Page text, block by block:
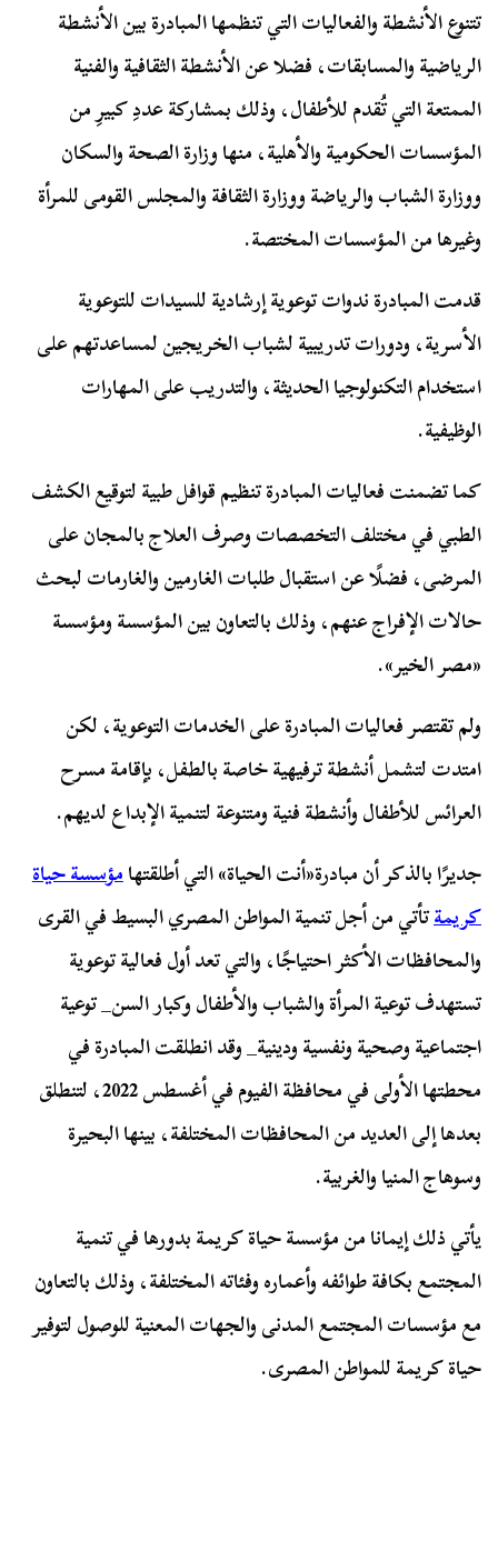
تتنوع الأنشطة والفعاليات التي تنظمها المبادرة بين الأنشطة
الرياضية والمسابقات، فضلا عن الأنشطة الثقافية والفنية
الممتعة التي تُقدم للأطفال، وذلك بمشاركة عددِ كبيرِ من
المؤسسات الحكومية والأهلية، منها وزارة الصحة والسكان
ووزارة الشباب والرياضة ووزارة الثقافة والمجلس القومى للمرأة
وغيرها من المؤسسات المختصة.
قدمت المبادرة ندوات توعوية إرشادية للسيدات للتوعوية
الأسرية، ودورات تدريبية لشباب الخريجين لمساعدتهم على
استخدام التكنولوجيا الحديثة، والتدريب على المهارات
الوظيفية.
كما تضمنت فعاليات المبادرة تنظيم قوافل طبية لتوقيع الكشف
الطبي في مختلف التخصصات وصرف العلاج بالمجان على
المرضى، فضلًا عن استقبال طلبات الغارمين والغارمات لبحث
حالات الإفراج عنهم، وذلك بالتعاون بين المؤسسة ومؤسسة
«مصر الخير».
ولم تقتصر فعاليات المبادرة على الخدمات التوعوية، لكن
امتدت لتشمل أنشطة ترفيهية خاصة بالطفل، بإقامة مسرح
العرائس للأطفال وأنشطة فنية ومتنوعة لتنمية الإبداع لديهم.
جديرًا بالذكر أن مبادرة«أنت الحياة» التي أطلقتهامؤسسة حياة
كريمةتأتي من أجل تنمية المواطن المصري البسيط في القرى
والمحافظات الأكثر احتياجًا، والتي تعد أول فعالية توعوية
تستهدف توعية المرأة والشباب والأطفال وكبار السن_ توعية
اجتماعية وصحية ونفسية ودينية_ وقد انطلقت المبادرة في
محطتها الأولى في محافظة الفيوم في أغسطس 2022، لتنطلق
بعدها إلى العديد من المحافظات المختلفة، بينها البحيرة
وسوهاج المنيا والغربية.
يأتي ذلك إيمانا من مؤسسة حياة كريمة بدورها في تنمية
المجتمع بكافة طوائفه وأعماره وفئاته المختلفة، وذلك بالتعاون
مع مؤسسات المجتمع المدنى والجهات المعنية للوصول لتوفير
حياة كريمة للمواطن المصرى.